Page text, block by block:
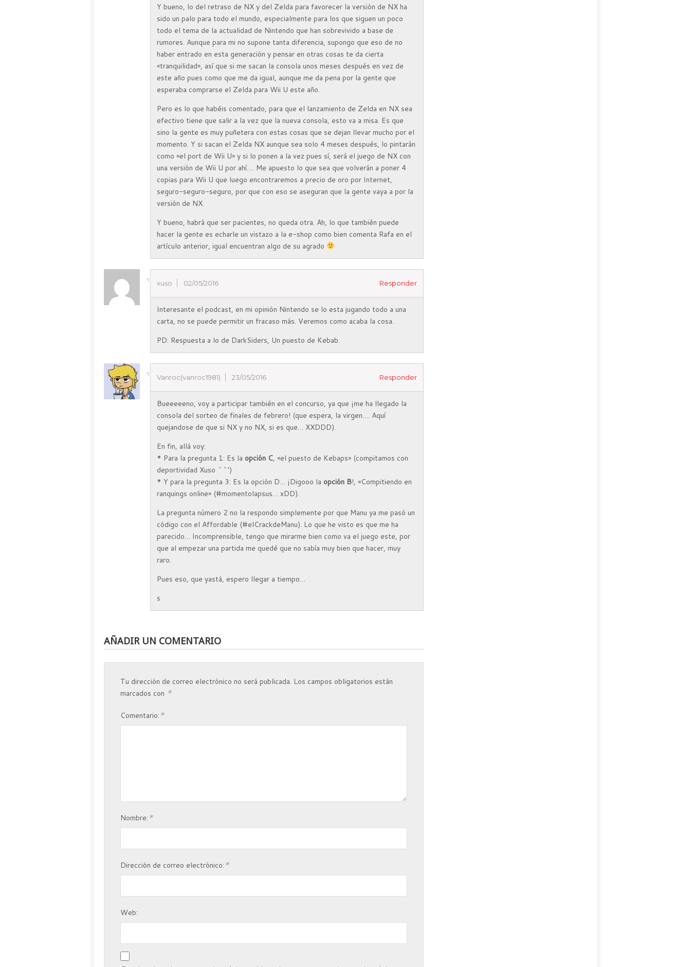
Y bueno, lo del retraso de NX y del Zelda para favorecer la versión de NX ha
sido un palo para todo el mundo, especialmente para los que siguen un poco
todo el tema de la actualidad de Nintendo que han sobrevivido a base de
rumores. Aunque para mi no supone tanta diferencia, supongo que eso de no
haber entrado en esta generación y pensar en otras cosas te da cierta
«tranquilidad», así que si me sacan la consola unos meses después en vez de
este año pues como que me da igual, aunque me da pena por la gente que
esperaba comprarse el Zelda para Wii U este año.
Pero es lo que habéis comentado, para que el lanzamiento de Zelda en NX sea
efectivo tiene que salir a la vez que la nueva consola, esto va a misa. Es que
sino la gente es muy puñetera con estas cosas que se dejan llevar mucho por el
momento. Y si sacan el Zelda NX aunque sea solo 4 meses después, lo pintarán
como «el port de Wii U» y si lo ponen a la vez pues sí, será el juego de NX con
una versión de Wii U por ahí…. Me apuesto lo que sea que volverán a poner 4
copias para Wii U que luego encontraremos a precio de oro por Internet,
seguro-seguro-seguro, por que con eso se aseguran que la gente vaya a por la
versión de NX.
Y bueno, habrá que ser pacientes, no queda otra. Ah, lo que también puede
hacer la gente es echarle un vistazo a la e-shop como bien comenta Rafa en el
artículo anterior, igual encuentran algo de su agrado
xuso 02/05/2016 Responder
Interesante el podcast, en mi opinión Nintendo se lo esta jugando todo a una
carta, no se puede permitir un fracaso más. Veremos como acaba la cosa.
PD: Respuesta a lo de DarkSiders, Un puesto de Kebab.
Vanroc(vanroc1981) 23/05/2016 Responder
Bueeeeeno, voy a participar también en el concurso, ya que ¡me ha llegado la
consola del sorteo de finales de febrero! (que espera, la virgen…. Aquí
quejandose de que si NX y no NX, si es que… XXDDD).
En fin, allá voy:
* Para la pregunta 1: Es la opción C, «el puesto de Kebaps» (compitamos con
deportividad Xuso ^^’)
* Y para la pregunta 3: Es la opción D… ¡Digooo la opción B!, «Compitiendo en
ranquings online» (#momentolapsus… xDD).
La pregunta número 2 no la respondo simplemente por que Manu ya me pasó un
código con el Affordable (#elCrackdeManu). Lo que he visto es que me ha
parecido… Incomprensible, tengo que mirarme bien como va el juego este, por
que al empezar una partida me quedé que no sabía muy bien que hacer, muy
raro.
Pues eso, que yastá, espero llegar a tiempo…
s
AÑADIR UN COMENTARIO
Tu dirección de correo electrónico no será publicada. Los campos obligatorios están
marcados con *
Comentario: *
Nombre: *
Dirección de correo electrónico: *
Web: